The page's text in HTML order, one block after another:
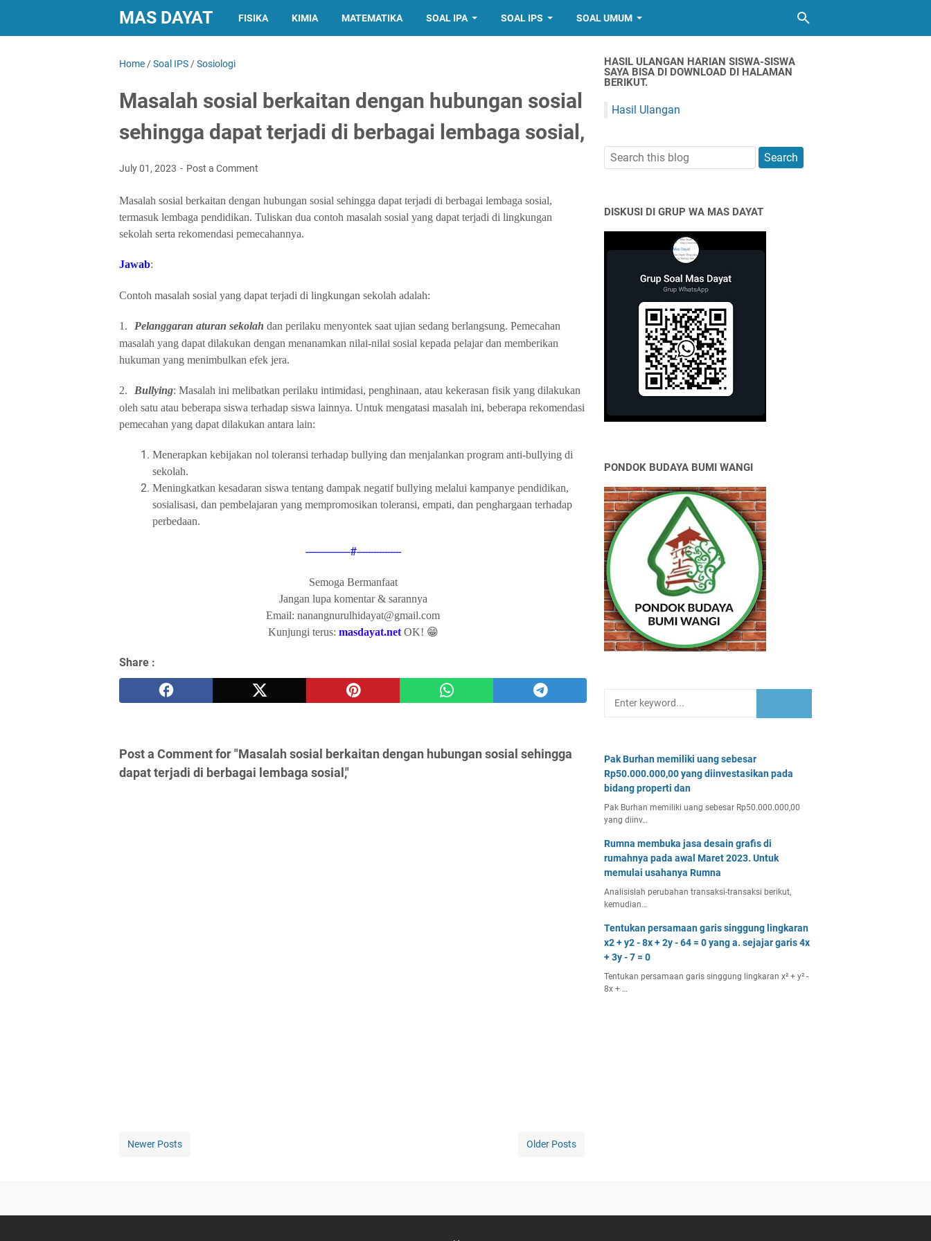
MAS DAYAT FISIKA KIMIA MATEMATIKA SOAL IPA SOAL IPS SOAL UMUM
Home /Soal IPS /Sosiologi
Masalah sosial berkaitan dengan hubungan sosial
sehingga dapat terjadi di berbagai lembaga sosial,
July 01, 2023 Post a Comment
Masalah sosial berkaitan dengan hubungan sosial sehingga dapat terjadi di berbagai lembaga sosial,
termasuk lembaga pendidikan. Tuliskan dua contoh masalah sosial yang dapat terjadi di lingkungan
sekolah serta rekomendasi pemecahannya.
Jawab:
Contoh masalah sosial yang dapat terjadi di lingkungan sekolah adalah:
1. Pelanggaran aturan sekolah dan perilaku menyontek saat ujian sedang berlangsung. Pemecahan
masalah yang dapat dilakukan dengan menanamkan nilai-nilai sosial kepada pelajar dan memberikan
hukuman yang menimbulkan efek jera.
2. Bullying: Masalah ini melibatkan perilaku intimidasi, penghinaan, atau kekerasan fisik yang dilakukan
oleh satu atau beberapa siswa terhadap siswa lainnya. Untuk mengatasi masalah ini, beberapa rekomendasi
pemecahan yang dapat dilakukan antara lain:
Menerapkan kebijakan nol toleransi terhadap bullying dan menjalankan program anti-bullying di
sekolah.
Meningkatkan kesadaran siswa tentang dampak negatif bullying melalui kampanye pendidikan,
sosialisasi, dan pembelajaran yang mempromosikan toleransi, empati, dan penghargaan terhadap
perbedaan.
----------------#----------------
Semoga Bermanfaat
Jangan lupa komentar & sarannya
Email: nanangnurulhidayat@gmail.com
Kunjungi terus: masdayat.netOK! 😁
Share :
Post a Comment for "Masalah sosial berkaitan dengan hubungan sosial sehingga
dapat terjadi di berbagai lembaga sosial,"
Newer Posts Older Posts
HASIL ULANGAN HARIAN SISWA-SISWA
SAYA BISA DI DOWNLOAD DI HALAMAN
BERIKUT.
Hasil Ulangan
DISKUSI DI GRUP WA MAS DAYAT
PONDOK BUDAYA BUMI WANGI
Pak Burhan memiliki uang sebesar
Rp50.000.000,00 yang diinvestasikan pada
bidang properti dan
Pak Burhan memiliki uang sebesar Rp50.000.000,00
yang diinv…
Rumna membuka jasa desain grafis di
rumahnya pada awal Maret 2023. Untuk
memulai usahanya Rumna
Analisislah perubahan transaksi-transaksi berikut,
kemudian…
Tentukan persamaan garis singgung lingkaran
x2 + y2 - 8x + 2y - 64 = 0 yang a. sejajar garis 4x
+ 3y - 7 = 0
Tentukan persamaan garis singgung lingkaran x² + y² -
8x + …